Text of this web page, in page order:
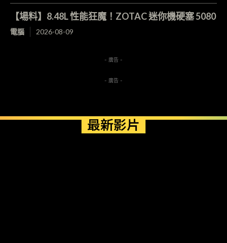
【場料】8.48L 性能狂魔！ZOTAC 迷你機硬塞 5080
電腦 2026-08-09
- 廣告 -
- 廣告 -
最新影片